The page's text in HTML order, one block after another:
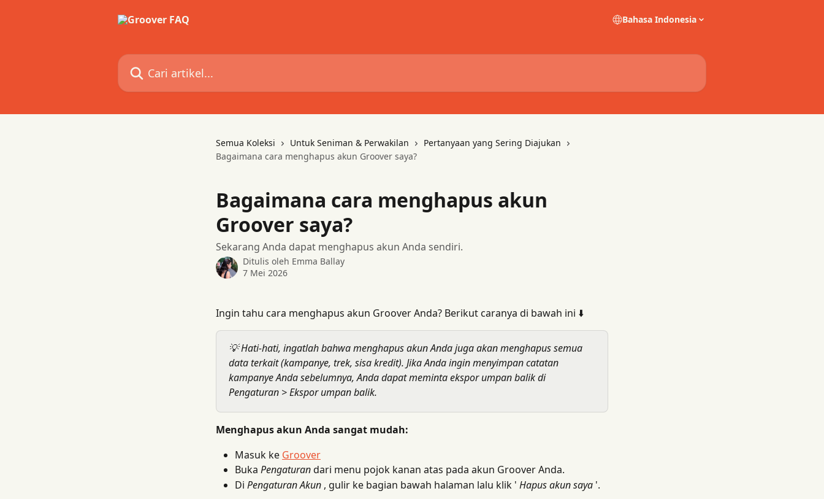
Bahasa Indonesia
Cari artikel...
Semua Koleksi Untuk Seniman & Perwakilan
Pertanyaan yang Sering Diajukan
Bagaimana cara menghapus akun Groover saya?
Bagaimana cara menghapus akun
Groover saya?
Sekarang Anda dapat menghapus akun Anda sendiri.
Ditulis oleh Emma Ballay
7 Mei 2026
Ingin tahu cara menghapus akun Groover Anda? Berikut caranya di bawah ini ⬇️
💡 Hati-hati, ingatlah bahwa menghapus akun Anda juga akan menghapus semua
data terkait (kampanye, trek, sisa kredit). Jika Anda ingin menyimpan catatan
kampanye Anda sebelumnya, Anda dapat meminta ekspor umpan balik di
Pengaturan > Ekspor umpan balik.
Menghapus akun Anda sangat mudah:
Masuk ke Groover
Buka Pengaturan dari menu pojok kanan atas pada akun Groover Anda.
Di Pengaturan Akun , gulir ke bagian bawah halaman lalu klik ' Hapus akun saya '.